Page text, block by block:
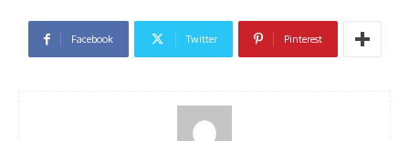
Facebook Twitter Pinterest